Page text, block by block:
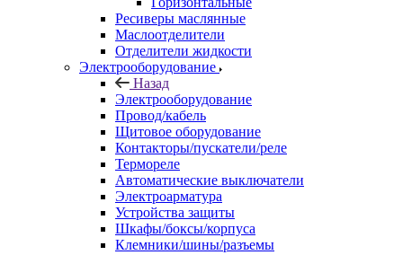
Ресиверы маслянные
Маслоотделители
Отделители жидкости
Электрооборудование
Назад
Электрооборудование
Провод/кабель
Щитовое оборудование
Контакторы/пускатели/реле
Термореле
Автоматические выключатели
Электроарматура
Устройства защиты
Шкафы/боксы/корпуса
Клемники/шины/разъемы